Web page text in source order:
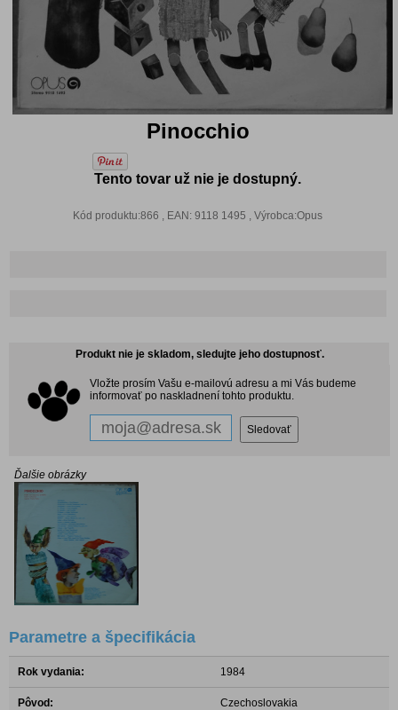
Pinocchio
Tento tovar už nie je dostupný.
Kód produktu:866 , EAN: 9118 1495 , Výrobca:Opus
Produkt nie je skladom, sledujte jeho dostupnosť.
Vložte prosím Vašu e-mailovú adresu a mi Vás budeme
informovať po naskladnení tohto produktu.
Ďalšie obrázky
Parametre a špecifikácia
Rok vydania: 1984
Pôvod: Czechoslovakia